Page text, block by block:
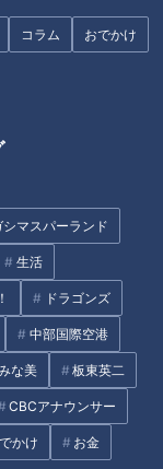
コラム おでかけ
シマスパーランド
生活
ドラゴンズ
中部国際空港
な美 板東英二
CBCアナウンサー
かけ お金
藤準規「自分が投げ
根尾昂